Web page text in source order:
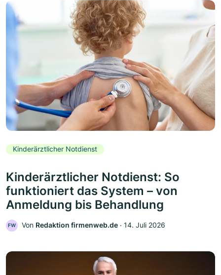
Kinderärztlicher Notdienst
Kinderärztlicher Notdienst: So
funktioniert das System – von
Anmeldung bis Behandlung
FW Von Redaktion firmenweb.de ‧ 14. Juli 2026